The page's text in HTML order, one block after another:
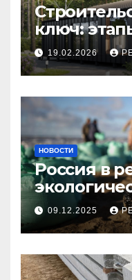
ключ:
19.02.2026
НОВОСТИ
Россия в
09.12.2025